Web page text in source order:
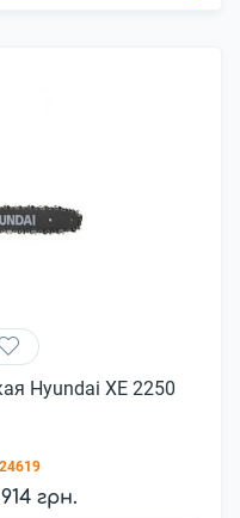
Hyundai XE 2250
грн.